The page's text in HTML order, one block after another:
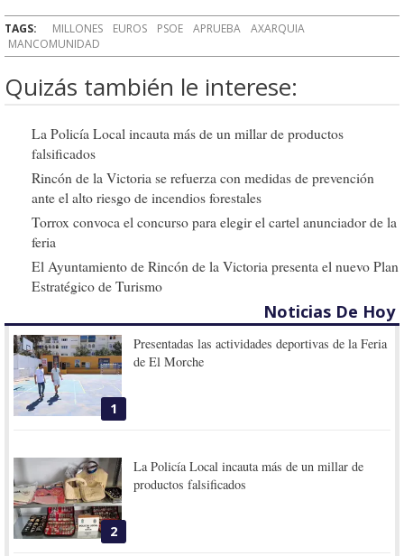
TAGS: MILLONES EUROS PSOE APRUEBA
AXARQUIA
MANCOMUNIDAD
Quizás también le interese:
La Policía Local incauta más de un millar de productos
falsificados
Rincón de la Victoria se refuerza con medidas de prevención
ante el alto riesgo de incendios forestales
Torrox convoca el concurso para elegir el cartel anunciador de la
feria
El Ayuntamiento de Rincón de la Victoria presenta el nuevo Plan
Estratégico de Turismo
Noticias De Hoy
1
Presentadas las actividades deportivas de la Feria
de El Morche
2
La Policía Local incauta más de un millar de
productos falsificados